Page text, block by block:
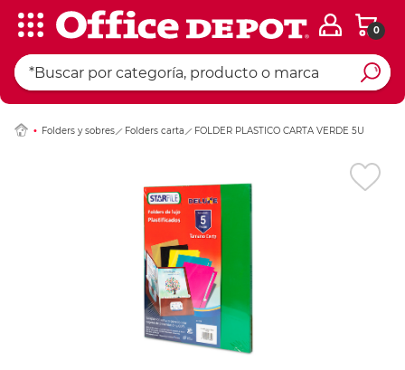
0
Folders y sobres Folders carta FOLDER PLASTICO CARTA VERDE 5U
Ingresar Codigo